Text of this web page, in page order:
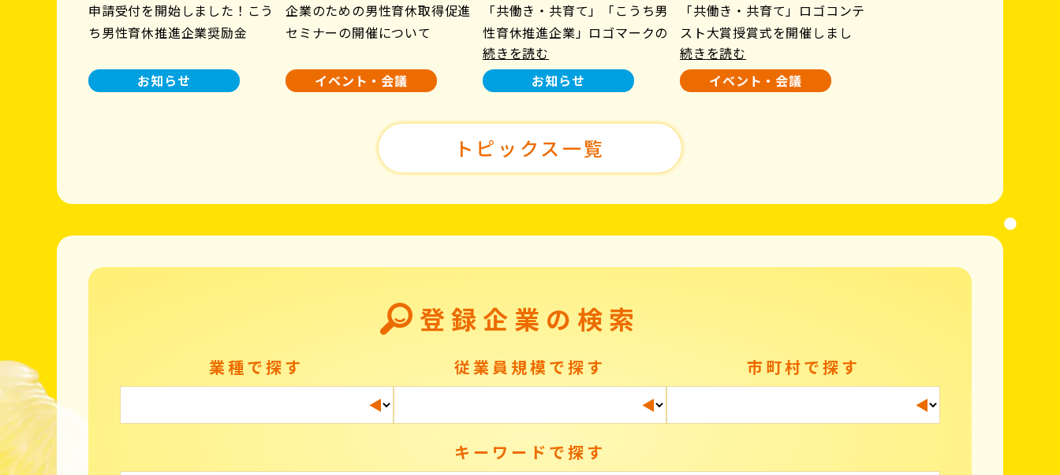
申請受付を開始しました！こう
ち男性育休推進企業奨励金
お知らせ
企業のための男性育休取得促進
セミナーの開催について
イベント・会議
「共働き・共育て」「こうち男
性育休推進企業」ロゴマークの
使用について
続きを読む
お知らせ
「共働き・共育て」ロゴコンテ
スト大賞授賞式を開催しまし
た！
続きを読む
イベント・会議
トピックス一覧
登録企業の検索
業種で探す 従業員規模で探す 市町村で探す
キーワードで探す